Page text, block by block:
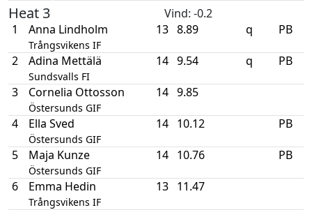
Heat 3 Vind: -0.2
1
Anna Lindholm
Trångsvikens IF
13 8.89 q PB
2 Adina Mettälä
Sundsvalls FI
14 9.54 q PB
3 Cornelia Ottosson
Östersunds GIF
14 9.85
4 Ella Sved
Östersunds GIF
14 10.12 PB
5 Maja Kunze
Östersunds GIF
14 10.76 PB
6 Emma Hedin
Trångsvikens IF
13 11.47